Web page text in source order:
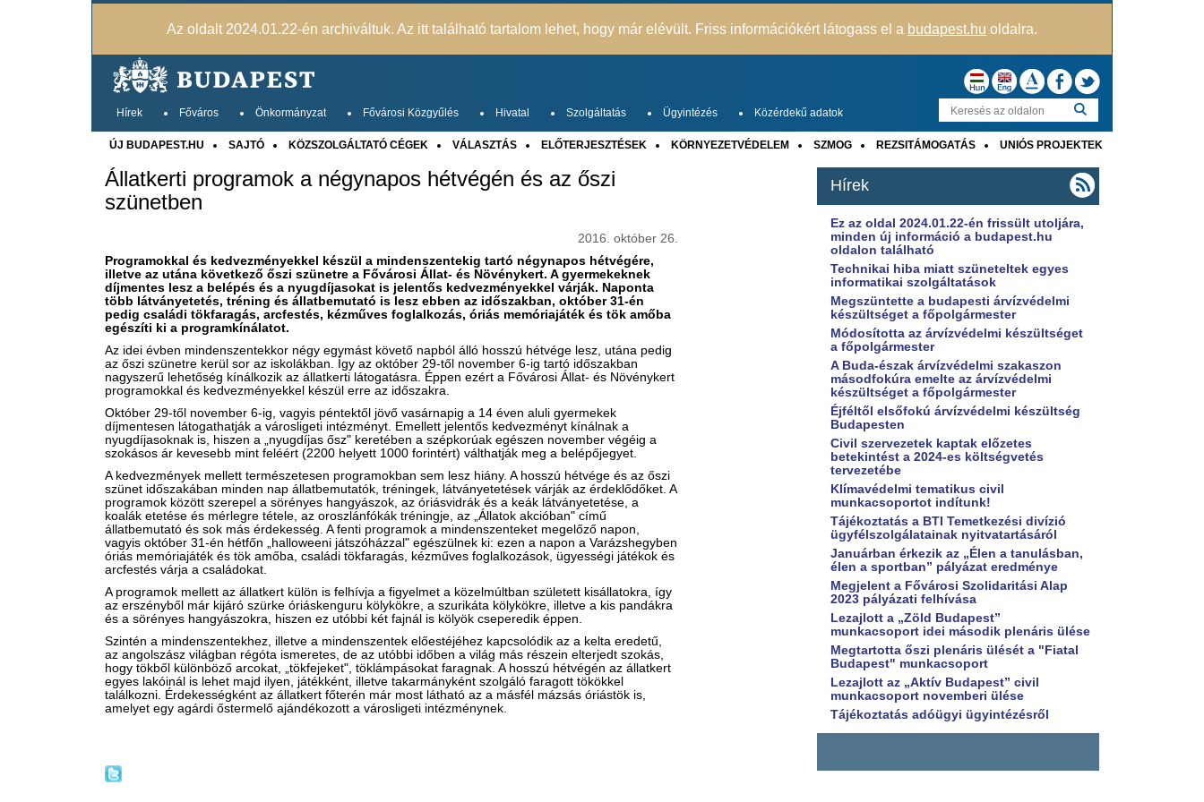
Az oldalt 2024.01.22-én archiváltuk. Az itt található tartalom lehet, hogy már elévült. Friss információkért látogass el a budapest.hu oldalra.
Hírek Főváros Önkormányzat Fővárosi Közgyűlés Hivatal Szolgáltatás Ügyintézés Közérdekű adatok
ÚJ BUDAPEST.HU SAJTÓ KÖZSZOLGÁLTATÓ CÉGEK VÁLASZTÁS ELŐTERJESZTÉSEK KÖRNYEZETVÉDELEM SZMOG REZSITÁMOGATÁS UNIÓS PROJEKTEK
Állatkerti programok a négynapos hétvégén és az őszi
szünetben
2016. október 26.
Programokkal és kedvezményekkel készül a mindenszentekig tartó négynapos hétvégére,
illetve az utána következő őszi szünetre a Fővárosi Állat- és Növénykert. A gyermekeknek
díjmentes lesz a belépés és a nyugdíjasokat is jelentős kedvezményekkel várják. Naponta
több látványetetés, tréning és állatbemutató is lesz ebben az időszakban, október 31-én
pedig családi tökfaragás, arcfestés, kézműves foglalkozás, óriás memóriajáték és tök amőba
egészíti ki a programkínálatot.
Az idei évben mindenszentekkor négy egymást követő napból álló hosszú hétvége lesz, utána pedig
az őszi szünetre kerül sor az iskolákban. Így az október 29-től november 6-ig tartó időszakban
nagyszerű lehetőség kínálkozik az állatkerti látogatásra. Éppen ezért a Fővárosi Állat- és Növénykert
programokkal és kedvezményekkel készül erre az időszakra.
Október 29-től november 6-ig, vagyis péntektől jövő vasárnapig a 14 éven aluli gyermekek
díjmentesen látogathatják a városligeti intézményt. Emellett jelentős kedvezményt kínálnak a
nyugdíjasoknak is, hiszen a „nyugdíjas ősz" keretében a szépkorúak egészen november végéig a
szokásos ár kevesebb mint feléért (2200 helyett 1000 forintért) válthatják meg a belépőjegyet.
A kedvezmények mellett természetesen programokban sem lesz hiány. A hosszú hétvége és az őszi
szünet időszakában minden nap állatbemutatók, tréningek, látványetetések várják az érdeklődőket. A
programok között szerepel a sörényes hangyászok, az óriásvidrák és a keák látványetetése, a
koalák etetése és mérlegre tétele, az oroszlánfókák tréningje, az „Állatok akcióban" című
állatbemutató és sok más érdekesség. A fenti programok a mindenszenteket megelőző napon,
vagyis október 31-én hétfőn „halloweeni játszóházzal" egészülnek ki: ezen a napon a Varázshegyben
óriás memóriajáték és tök amőba, családi tökfaragás, kézműves foglalkozások, ügyességi játékok és
arcfestés várja a családokat.
A programok mellett az állatkert külön is felhívja a figyelmet a közelmúltban született kisállatokra, így
az erszényből már kijáró szürke óriáskenguru kölykökre, a szurikáta kölykökre, illetve a kis pandákra
és a sörényes hangyászokra, hiszen ez utóbbi két fajnál is kölyök cseperedik éppen.
Szintén a mindenszentekhez, illetve a mindenszentek előestéjéhez kapcsolódik az a kelta eredetű,
az angolszász világban régóta ismeretes, de az utóbbi időben a világ más részein elterjedt szokás,
hogy tökből különböző arcokat, „tökfejeket", töklámpásokat faragnak. A hosszú hétvégén az állatkert
egyes lakóinál is lehet majd ilyen, játékként, illetve takarmányként szolgáló faragott tökökkel
találkozni. Érdekességként az állatkert főterén már most látható az a másfél mázsás óriástök is,
amelyet egy agárdi őstermelő ajándékozott a városligeti intézménynek.
Hírek
Ez az oldal 2024.01.22-én frissült utoljára,
minden új információ a budapest.hu
oldalon található
Technikai hiba miatt szüneteltek egyes
informatikai szolgáltatások
Megszüntette a budapesti árvízvédelmi
készültséget a főpolgármester
Módosította az árvízvédelmi készültséget
a főpolgármester
A Buda-észak árvízvédelmi szakaszon
másodfokúra emelte az árvízvédelmi
készültséget a főpolgármester
Éjféltől elsőfokú árvízvédelmi készültség
Budapesten
Civil szervezetek kaptak előzetes
betekintést a 2024-es költségvetés
tervezetébe
Klímavédelmi tematikus civil
munkacsoportot indítunk!
Tájékoztatás a BTI Temetkezési divízió
ügyfélszolgálatainak nyitvatartásáról
Januárban érkezik az „Élen a tanulásban,
élen a sportban” pályázat eredménye
Megjelent a Fővárosi Szolidaritási Alap
2023 pályázati felhívása
Lezajlott a „Zöld Budapest”
munkacsoport idei második plenáris ülése
Megtartotta őszi plenáris ülését a "Fiatal
Budapest" munkacsoport
Lezajlott az „Aktív Budapest” civil
munkacsoport novemberi ülése
Tájékoztatás adóügyi ügyintézésről